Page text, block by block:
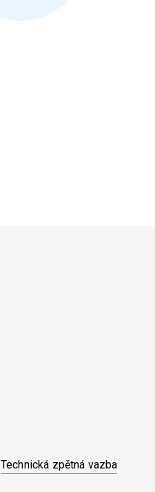
Technická zpětná vazba